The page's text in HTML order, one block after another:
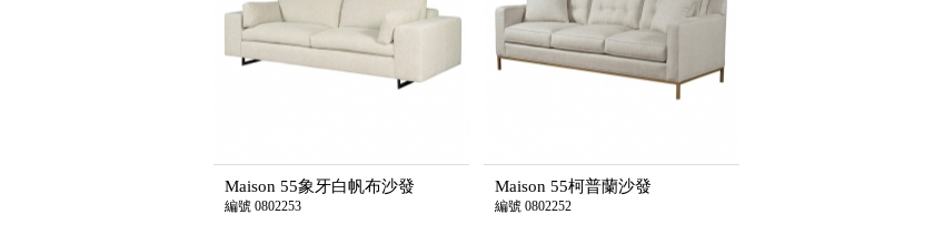
Maison 55象牙白帆布沙發
編號 0802253
Maison 55柯普蘭沙發
編號 0802252